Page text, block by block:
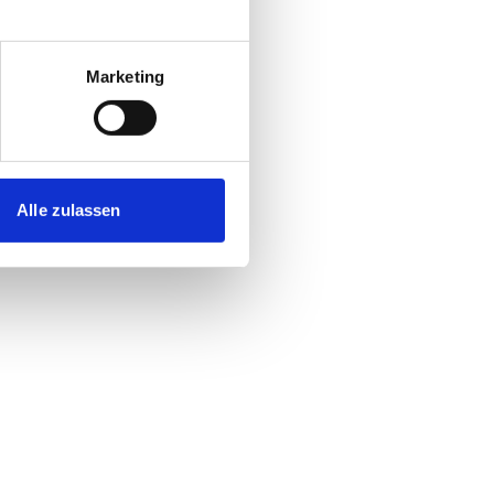
Marketing
Alle zulassen